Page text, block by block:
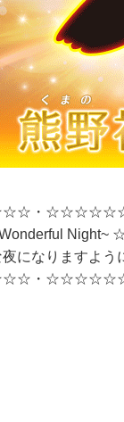
・
Night~
になりますよう
・